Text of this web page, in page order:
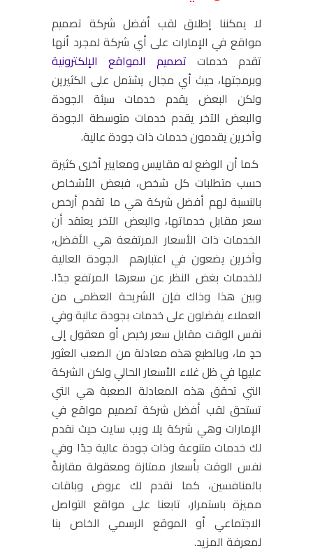
لا يمكننا إطلاق لقب أفضل شركة تصميم
مواقع في الإمارات على أي شركة لمجرد أنها
تقدم خدمات تصميم المواقع الإلكترونية
وبرمجتها، حيث أي مجال يشتمل على الكثيرين
ولكن البعض يقدم خدمات سيئة الجودة
والبعض الآخر يقدم خدمات متوسطة الجودة
وآخرين يقدمون خدمات ذات جودة عالية.
كما أن الوضع له مقاييس ومعايير أخرى كثيرة
حسب متطلبات كل شخص، فبعض الأشخاص
بالنسبة لهم أفضل شركة هي ما تقدم أرخص
سعر مقابل خدماتها، والبعض الآخر يعتقد أن
الخدمات ذات الأسعار المرتفعة هي الأفضل،
وآخرين يضعون في اعتبارهم الجودة العالية
للخدمات بغض النظر عن سعرها المرتفع جدًا.
وبين هذا وذاك فإن الشريحة العظمى من
العملاء يفضلون على خدمات بجودة عالية وفي
نفس الوقت مقابل سعر رخيص أو معقول إلى
حدٍ ما، وبالطبع هذه معادلة من الصعب العثور
عليها في ظل غلاء الأسعار الحالي ولكن الشركة
التي تحقق هذه المعادلة الصعبة هي التي
تستحق لقب أفضل شركة تصميم مواقع في
الإمارات وهي شركة يلا ويب سايت حيث نقدم
لك خدمات متنوعة وذات جودة عالية جدًا وفي
نفس الوقت بأسعار ممتازة ومعقولة مقارنةً
بالمنافسين، كما نقدم لك عروض وباقات
مميزة باستمرار، تابعنا على مواقع التواصل
الاجتماعي أو الموقع الرسمي الخاص بنا
لمعرفة المزيد.